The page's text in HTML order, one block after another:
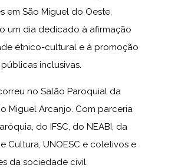
em São Miguel do Oeste,
um dia dedicado à afirmação
étnico-cultural e à promoção
inclusivas.
no Salão Paroquial da
Miguel Arcanjo. Com parceria
do IFSC, do NEABI, da
Cultura, UNOESC e coletivos e
da sociedade civil.